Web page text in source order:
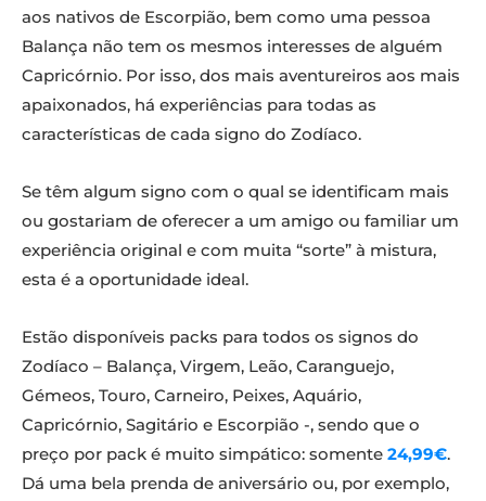
aos nativos de Escorpião, bem como uma pessoa
Balança não tem os mesmos interesses de alguém
Capricórnio. Por isso, dos mais aventureiros aos mais
apaixonados, há experiências para todas as
características de cada signo do Zodíaco.
Se têm algum signo com o qual se identificam mais
ou gostariam de oferecer a um amigo ou familiar um
experiência original e com muita “sorte” à mistura,
esta é a oportunidade ideal.
Estão disponíveis packs para todos os signos do
Zodíaco – Balança, Virgem, Leão, Caranguejo,
Gémeos, Touro, Carneiro, Peixes, Aquário,
Capricórnio, Sagitário e Escorpião -, sendo que o
preço por pack é muito simpático: somente 24,99€.
Dá uma bela prenda de aniversário ou, por exemplo,